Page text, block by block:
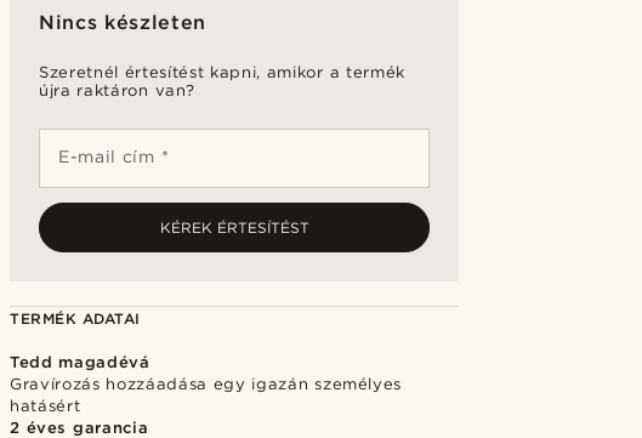
Nincs készleten
Szeretnél értesítést kapni, amikor a termék
újra raktáron van?
E-mail cím *
KÉREK ÉRTESÍTÉST
TERMÉK ADATAI
Tedd magadévá
Gravírozás hozzáadása egy igazán személyes
hatásért
2 éves garancia